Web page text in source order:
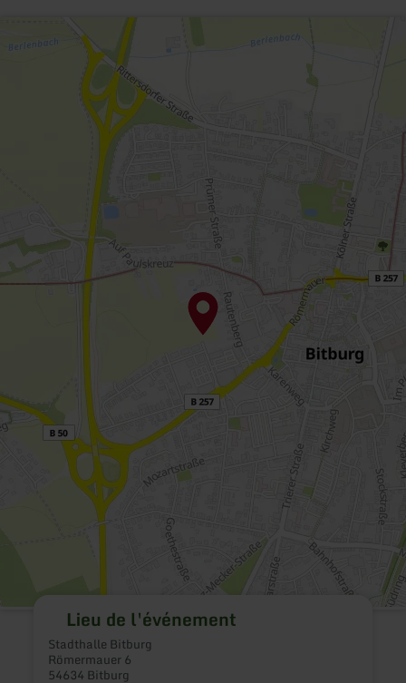
Lieu de l'événement
Stadthalle Bitburg
Römermauer 6
54634 Bitburg